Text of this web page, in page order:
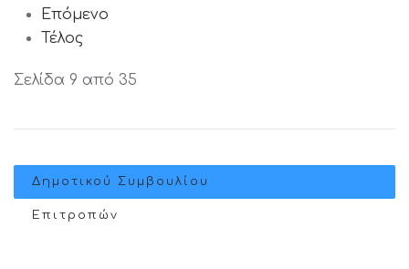
Επόμενο
Τέλος
Σελίδα 9 από 35
Δημοτικού Συμβουλίου
Επιτροπών